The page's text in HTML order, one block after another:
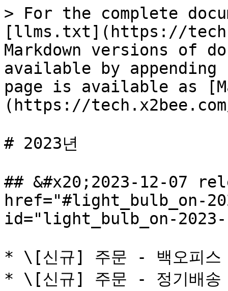
> For the complete
[llms.txt](https://
Markdown versions of
available by
page is available as
(https://
# 2023년
## &#x20;2023-12-07
href="#light_bulb_on-
id="light_bulb_on-
* \[신규] 주문 - 백오피스
* \[신규] 주문 - 정기배송